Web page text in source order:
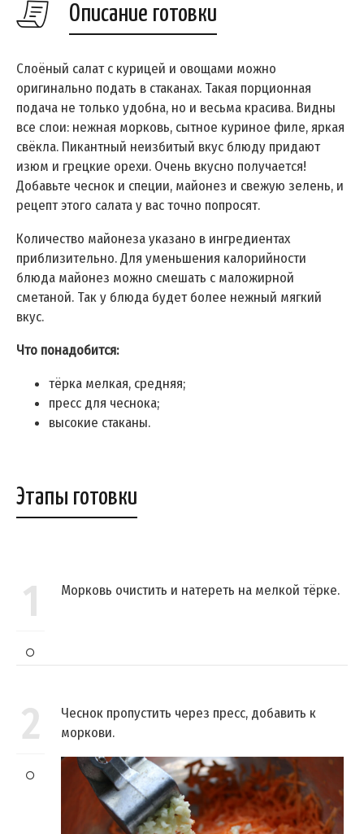
Описание готовки
Слоёный салат с курицей и овощами можно
оригинально подать в стаканах. Такая порционная
подача не только удобна, но и весьма красива. Видны
все слои: нежная морковь, сытное куриное филе, яркая
свёкла. Пикантный неизбитый вкус блюду придают
изюм и грецкие орехи. Очень вкусно получается!
Добавьте чеснок и специи, майонез и свежую зелень, и
рецепт этого салата у вас точно попросят.
Количество майонеза указано в ингредиентах
приблизительно. Для уменьшения калорийности
блюда майонез можно смешать с маложирной
сметаной. Так у блюда будет более нежный мягкий
вкус.
Что понадобится:
тёрка мелкая, средняя;
пресс для чеснока;
высокие стаканы.
Этапы готовки
1 Морковь очистить и натереть на мелкой тёрке.
2
Чеснок пропустить через пресс, добавить к
моркови.